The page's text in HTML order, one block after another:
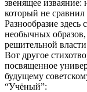
звенящее изваяние:
который не
Разнообразие
необычных
решительной
Вот другое
посвященное
будущему
“Учёный”: